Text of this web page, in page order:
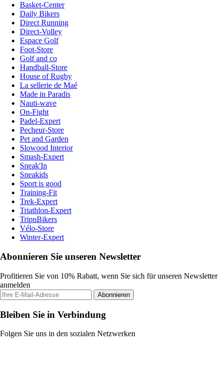
Basket-Center
Daily Bikers
Direct Running
Direct-Volley
Espace Golf
Foot-Store
Golf and co
Handball-Store
House of Rugby
La sellerie de Maé
Made in Paradis
Nauti-wave
On-Fight
Padel-Expert
Pecheur-Store
Pet and Garden
Slowood Interior
Smash-Expert
Sneak'In
Sneakids
Sport is good
Training-Fit
Trek-Expert
Triathlon-Expert
TripnBikers
Vélo-Store
Winter-Expert
Abonnieren Sie unseren Newsletter
Profitieren Sie von 10% Rabatt, wenn Sie sich für unseren Newsletter
anmelden
Abonnieren
Bleiben Sie in Verbindung
Folgen Sie uns in den sozialen Netzwerken